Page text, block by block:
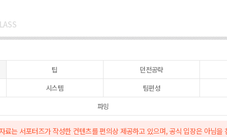
팁 던전공략
시스템 팀편성
파밍
료는 서포터즈가 작성한 컨텐츠를 편의상 제공하고 있으며, 공식 입장은 아님을